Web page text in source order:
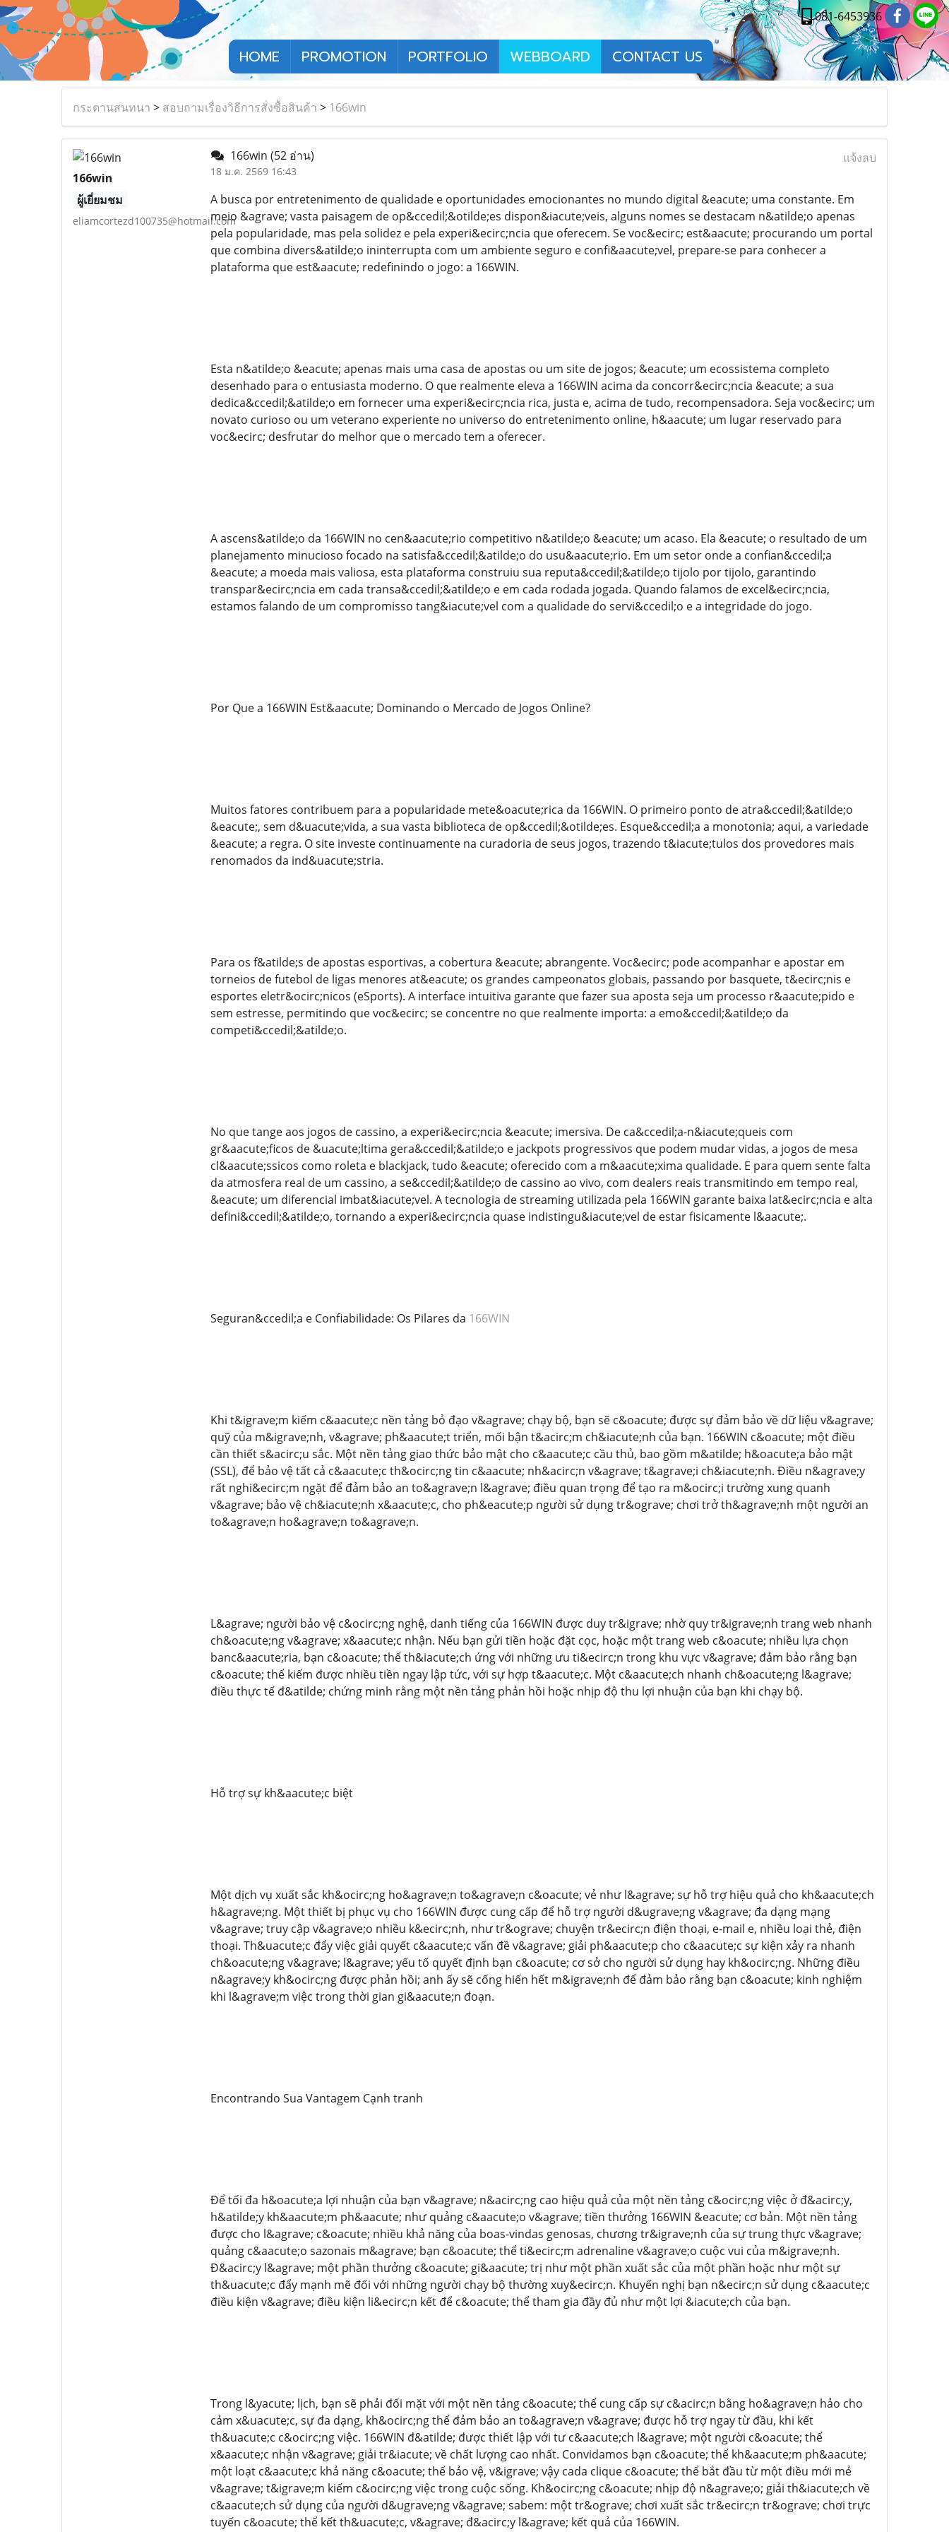
081-6453936
HOME PROMOTION PORTFOLIO WEBBOARD CONTACT US
กระดานสนทนา > สอบถามเรื่องวิธีการสั่งซื้อสินค้า > 166win
166win
ผู้เยี่ยมชม
eliamcortezd100735@hotmail.com
166win (52 อ่าน)
18 ม.ค. 2569 16:43
แจ้งลบ
A busca por entretenimento de qualidade e oportunidades emocionantes no mundo digital &eacute; uma constante. Em
meio &agrave; vasta paisagem de op&ccedil;&otilde;es dispon&iacute;veis, alguns nomes se destacam n&atilde;o apenas
pela popularidade, mas pela solidez e pela experi&ecirc;ncia que oferecem. Se voc&ecirc; est&aacute; procurando um portal
que combina divers&atilde;o ininterrupta com um ambiente seguro e confi&aacute;vel, prepare-se para conhecer a
plataforma que est&aacute; redefinindo o jogo: a 166WIN.
Esta n&atilde;o &eacute; apenas mais uma casa de apostas ou um site de jogos; &eacute; um ecossistema completo
desenhado para o entusiasta moderno. O que realmente eleva a 166WIN acima da concorr&ecirc;ncia &eacute; a sua
dedica&ccedil;&atilde;o em fornecer uma experi&ecirc;ncia rica, justa e, acima de tudo, recompensadora. Seja voc&ecirc; um
novato curioso ou um veterano experiente no universo do entretenimento online, h&aacute; um lugar reservado para
voc&ecirc; desfrutar do melhor que o mercado tem a oferecer.
A ascens&atilde;o da 166WIN no cen&aacute;rio competitivo n&atilde;o &eacute; um acaso. Ela &eacute; o resultado de um
planejamento minucioso focado na satisfa&ccedil;&atilde;o do usu&aacute;rio. Em um setor onde a confian&ccedil;a
&eacute; a moeda mais valiosa, esta plataforma construiu sua reputa&ccedil;&atilde;o tijolo por tijolo, garantindo
transpar&ecirc;ncia em cada transa&ccedil;&atilde;o e em cada rodada jogada. Quando falamos de excel&ecirc;ncia,
estamos falando de um compromisso tang&iacute;vel com a qualidade do servi&ccedil;o e a integridade do jogo.
Por Que a 166WIN Est&aacute; Dominando o Mercado de Jogos Online?
Muitos fatores contribuem para a popularidade mete&oacute;rica da 166WIN. O primeiro ponto de atra&ccedil;&atilde;o
&eacute;, sem d&uacute;vida, a sua vasta biblioteca de op&ccedil;&otilde;es. Esque&ccedil;a a monotonia; aqui, a variedade
&eacute; a regra. O site investe continuamente na curadoria de seus jogos, trazendo t&iacute;tulos dos provedores mais
renomados da ind&uacute;stria.
Para os f&atilde;s de apostas esportivas, a cobertura &eacute; abrangente. Voc&ecirc; pode acompanhar e apostar em
torneios de futebol de ligas menores at&eacute; os grandes campeonatos globais, passando por basquete, t&ecirc;nis e
esportes eletr&ocirc;nicos (eSports). A interface intuitiva garante que fazer sua aposta seja um processo r&aacute;pido e
sem estresse, permitindo que voc&ecirc; se concentre no que realmente importa: a emo&ccedil;&atilde;o da
competi&ccedil;&atilde;o.
No que tange aos jogos de cassino, a experi&ecirc;ncia &eacute; imersiva. De ca&ccedil;a-n&iacute;queis com
gr&aacute;ficos de &uacute;ltima gera&ccedil;&atilde;o e jackpots progressivos que podem mudar vidas, a jogos de mesa
cl&aacute;ssicos como roleta e blackjack, tudo &eacute; oferecido com a m&aacute;xima qualidade. E para quem sente falta
da atmosfera real de um cassino, a se&ccedil;&atilde;o de cassino ao vivo, com dealers reais transmitindo em tempo real,
&eacute; um diferencial imbat&iacute;vel. A tecnologia de streaming utilizada pela 166WIN garante baixa lat&ecirc;ncia e alta
defini&ccedil;&atilde;o, tornando a experi&ecirc;ncia quase indistingu&iacute;vel de estar fisicamente l&aacute;.
Seguran&ccedil;a e Confiabilidade: Os Pilares da 166WIN
Khi t&igrave;m kiếm c&aacute;c nền tảng bỏ đạo v&agrave; chạy bộ, bạn sẽ c&oacute; được sự đảm bảo về dữ liệu v&agrave;
quỹ của m&igrave;nh, v&agrave; ph&aacute;t triển, mối bận t&acirc;m ch&iacute;nh của bạn. 166WIN c&oacute; một điều
cần thiết s&acirc;u sắc. Một nền tảng giao thức bảo mật cho c&aacute;c cầu thủ, bao gồm m&atilde; h&oacute;a bảo mật
(SSL), để bảo vệ tất cả c&aacute;c th&ocirc;ng tin c&aacute; nh&acirc;n v&agrave; t&agrave;i ch&iacute;nh. Điều n&agrave;y
rất nghi&ecirc;m ngặt để đảm bảo an to&agrave;n l&agrave; điều quan trọng để tạo ra m&ocirc;i trường xung quanh
v&agrave; bảo vệ ch&iacute;nh x&aacute;c, cho ph&eacute;p người sử dụng tr&ograve; chơi trở th&agrave;nh một người an
to&agrave;n ho&agrave;n to&agrave;n.
L&agrave; người bảo vệ c&ocirc;ng nghệ, danh tiếng của 166WIN được duy tr&igrave; nhờ quy tr&igrave;nh trang web nhanh
ch&oacute;ng v&agrave; x&aacute;c nhận. Nếu bạn gửi tiền hoặc đặt cọc, hoặc một trang web c&oacute; nhiều lựa chọn
banc&aacute;ria, bạn c&oacute; thể th&iacute;ch ứng với những ưu ti&ecirc;n trong khu vực v&agrave; đảm bảo rằng bạn
c&oacute; thể kiếm được nhiều tiền ngay lập tức, với sự hợp t&aacute;c. Một c&aacute;ch nhanh ch&oacute;ng l&agrave;
điều thực tế đ&atilde; chứng minh rằng một nền tảng phản hồi hoặc nhịp độ thu lợi nhuận của bạn khi chạy bộ.
Hỗ trợ sự kh&aacute;c biệt
Một dịch vụ xuất sắc kh&ocirc;ng ho&agrave;n to&agrave;n c&oacute; vẻ như l&agrave; sự hỗ trợ hiệu quả cho kh&aacute;ch
h&agrave;ng. Một thiết bị phục vụ cho 166WIN được cung cấp để hỗ trợ người d&ugrave;ng v&agrave; đa dạng mạng
v&agrave; truy cập v&agrave;o nhiều k&ecirc;nh, như tr&ograve; chuyện tr&ecirc;n điện thoại, e-mail e, nhiều loại thẻ, điện
thoại. Th&uacute;c đẩy việc giải quyết c&aacute;c vấn đề v&agrave; giải ph&aacute;p cho c&aacute;c sự kiện xảy ra nhanh
ch&oacute;ng v&agrave; l&agrave; yếu tố quyết định bạn c&oacute; cơ sở cho người sử dụng hay kh&ocirc;ng. Những điều
n&agrave;y kh&ocirc;ng được phản hồi; anh ấy sẽ cống hiến hết m&igrave;nh để đảm bảo rằng bạn c&oacute; kinh nghiệm
khi l&agrave;m việc trong thời gian gi&aacute;n đoạn.
Encontrando Sua Vantagem Cạnh tranh
Để tối đa h&oacute;a lợi nhuận của bạn v&agrave; n&acirc;ng cao hiệu quả của một nền tảng c&ocirc;ng việc ở đ&acirc;y,
h&atilde;y kh&aacute;m ph&aacute; như quảng c&aacute;o v&agrave; tiền thưởng 166WIN &eacute; cơ bản. Một nền tảng
được cho l&agrave; c&oacute; nhiều khả năng của boas-vindas genosas, chương tr&igrave;nh của sự trung thực v&agrave;
quảng c&aacute;o sazonais m&agrave; bạn c&oacute; thể ti&ecirc;m adrenaline v&agrave;o cuộc vui của m&igrave;nh.
Đ&acirc;y l&agrave; một phần thưởng c&oacute; gi&aacute; trị như một phần xuất sắc của một phần hoặc như một sự
th&uacute;c đẩy mạnh mẽ đối với những người chạy bộ thường xuy&ecirc;n. Khuyến nghị bạn n&ecirc;n sử dụng c&aacute;c
điều kiện v&agrave; điều kiện li&ecirc;n kết để c&oacute; thể tham gia đầy đủ như một lợi &iacute;ch của bạn.
Trong l&yacute; lịch, bạn sẽ phải đối mặt với một nền tảng c&oacute; thể cung cấp sự c&acirc;n bằng ho&agrave;n hảo cho
cảm x&uacute;c, sự đa dạng, kh&ocirc;ng thể đảm bảo an to&agrave;n v&agrave; được hỗ trợ ngay từ đầu, khi kết
th&uacute;c c&ocirc;ng việc. 166WIN đ&atilde; được thiết lập với tư c&aacute;ch l&agrave; một người c&oacute; thể
x&aacute;c nhận v&agrave; giải tr&iacute; về chất lượng cao nhất. Convidamos bạn c&oacute; thể kh&aacute;m ph&aacute;
một loạt c&aacute;c khả năng c&oacute; thể bảo vệ, v&igrave; vậy cada clique c&oacute; thể bắt đầu từ một điều mới mẻ
v&agrave; t&igrave;m kiếm c&ocirc;ng việc trong cuộc sống. Kh&ocirc;ng c&oacute; nhịp độ n&agrave;o; giải th&iacute;ch về
c&aacute;ch sử dụng của người d&ugrave;ng v&agrave; sabem: một tr&ograve; chơi xuất sắc tr&ecirc;n tr&ograve; chơi trực
tuyến c&oacute; thể kết th&uacute;c, v&agrave; đ&acirc;y l&agrave; kết quả của 166WIN.